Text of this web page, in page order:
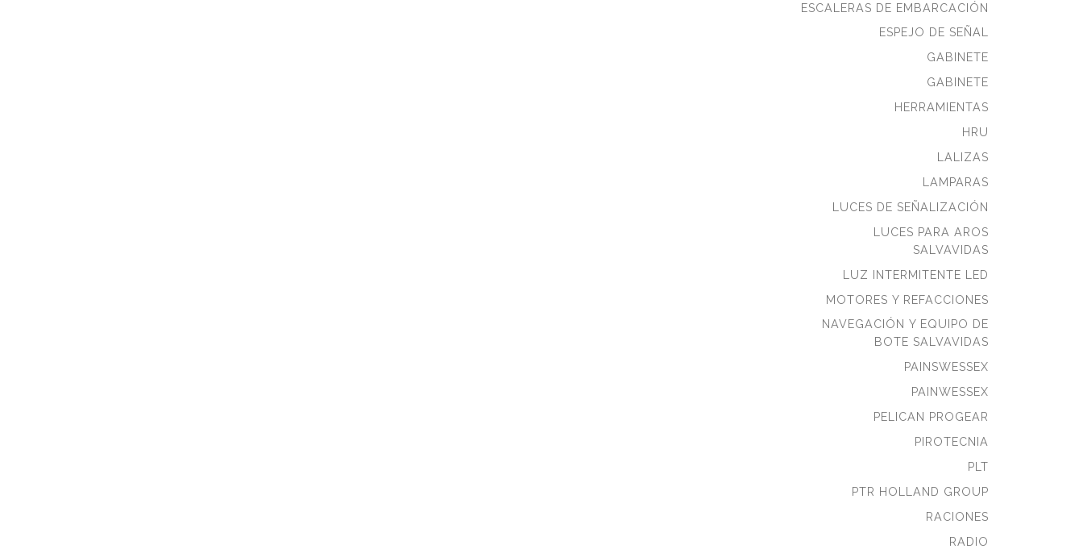
ESCALERAS DE EMBARCACIÓN
ESPEJO DE SEÑAL
GABINETE
GABINETE
HERRAMIENTAS
HRU
LALIZAS
LAMPARAS
LUCES DE SEÑALIZACIÓN
LUCES PARA AROS
SALVAVIDAS
LUZ INTERMITENTE LED
MOTORES Y REFACCIONES
NAVEGACIÓN Y EQUIPO DE
BOTE SALVAVIDAS
PAINSWESSEX
PAINWESSEX
PELICAN PROGEAR
PIROTECNIA
PLT
PTR HOLLAND GROUP
RACIONES
RADIO